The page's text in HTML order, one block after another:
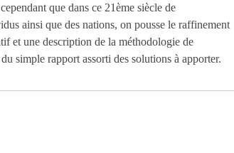
que dans ce 21ème siècle de
ainsi que des nations, on pousse le raffinement
et une description de la méthodologie de
simple rapport assorti des solutions à apporter.